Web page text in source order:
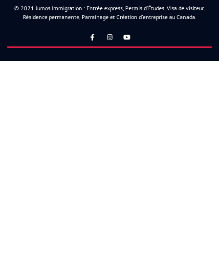
© 2021 Jumos Immigration : Entrée express, Permis d'Études, Visa de visiteur,
Résidence permanente, Parrainage et Création d'entreprise au Canada.